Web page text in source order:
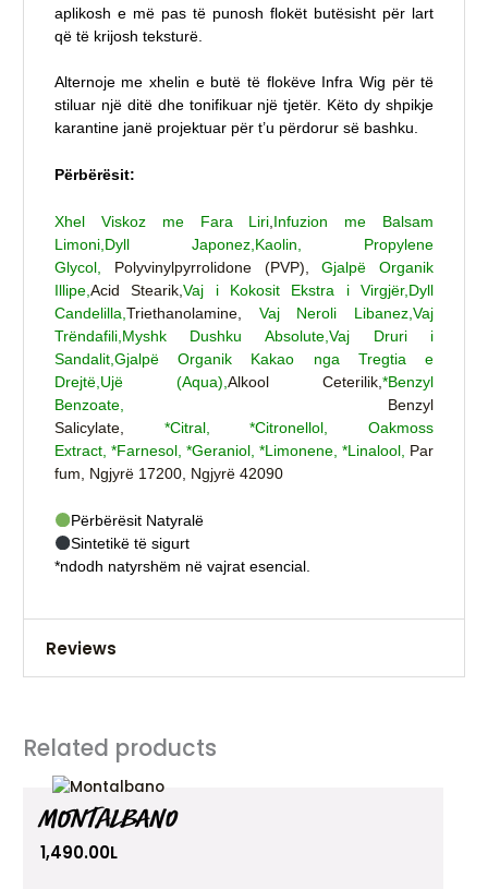
aplikosh e më pas të punosh flokët butësisht për lart
që të krijosh teksturë.
Alternoje me xhelin e butë të flokëve Infra Wig për të
stiluar një ditë dhe tonifikuar një tjetër. Këto dy shpikje
karantine janë projektuar për t’u përdorur së bashku.
Përbërësit:
Xhel Viskoz me Fara Liri, Infuzion me Balsam
Limoni, Dyll Japonez, Kaolin,
Propylene
Glycol,
Polyvinylpyrrolidone (PVP),Gjalpë Organik
Illipe,Acid Stearik,Vaj i Kokosit Ekstra i Virgjër, Dyll
Candelilla,Triethanolamine, Vaj Neroli Libanez,Vaj
Trëndafili, Myshk Dushku Absolute,Vaj Druri i
Sandalit,Gjalpë Organik Kakao nga Tregtia e
Drejtë,Ujë (Aqua),Alkool Ceterilik,*Benzyl
Benzoate,
Benzyl
Salicylate, *Citral,*Citronellol,Oakmoss
Extract, *Farnesol, *Geraniol,*Limonene,*Linalool, Par
fum, Ngjyrë 17200, Ngjyrë 42090
Përbërësit Natyralë
Sintetikë të sigurt
*ndodh natyrshëm në vajrat esencial.
Reviews
Be the first to review “Wig”
Your email address will not be published.
fields are marked
Related products
MONTALBANO
1,490.00L